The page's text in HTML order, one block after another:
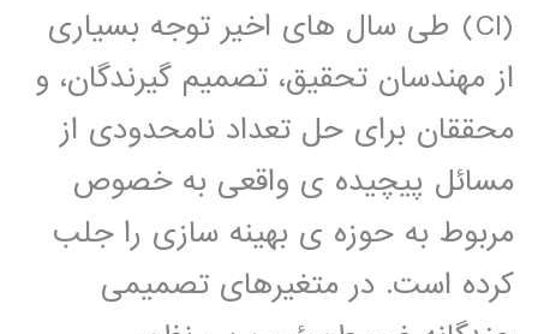
(CI) طی سال های اخیر توجه بسیاری
از مهندسان تحقیق، تصمیم گیرندگان، و
محققان برای حل تعداد نامحدودی از
مسائل پیچیده ی واقعی به خصوص
مربوط به حوزه ی بهینه سازی را جلب
کرده است. در متغیرهای تصمیمی